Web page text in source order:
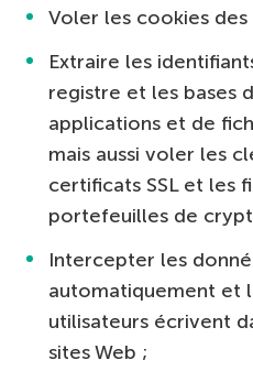
Voler les cookies des
Extraire les
registre et les bases
applications et de
mais aussi voler les
certificats SSL et les
portefeuilles de
Intercepter les
automatiquement et
utilisateurs écrivent
sites Web ;